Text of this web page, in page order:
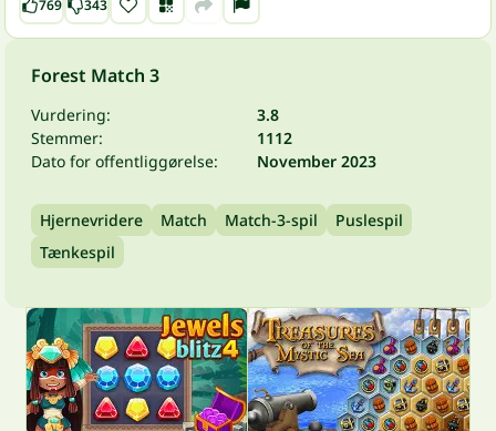
769 343
Forest Match 3
Vurdering:
3.8
Stemmer:
1112
Dato for offentliggørelse:
November 2023
Hjernevridere Match Match-3-spil
Puslespil
Tænkespil